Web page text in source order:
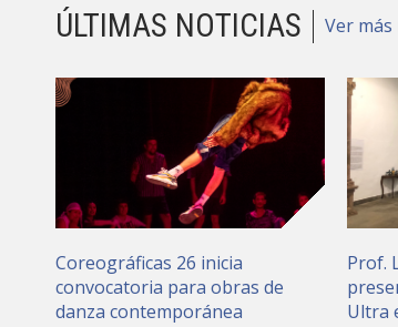
ÚLTIMAS NOTICIAS Ver
Coreográficas 26 inicia
convocatoria para obras de
danza contemporánea
Prof.
Ultra